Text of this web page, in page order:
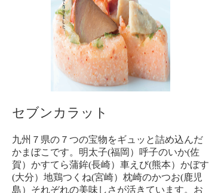
セブンカラット
九州７県の７つの宝物をギュッと詰め込んだ
かまぼこです。明太子(福岡）呼子のいか(佐
賀）かすてら蒲鉾(長崎）車えび(熊本）かぼす
(大分）地鶏つくね(宮崎）枕崎のかつお(鹿児
島）それぞれの美味しさが活きています。お